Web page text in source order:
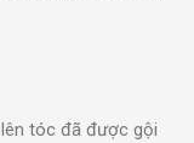
tóc đã được gội